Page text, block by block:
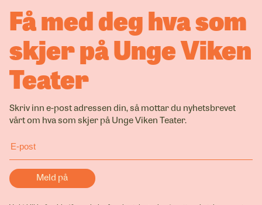
Få med deg hva som
skjer på Unge Viken
Teater
Skriv inn e-post adressen din, så mottar du nyhetsbrevet
vårt om hva som skjer på Unge Viken Teater.